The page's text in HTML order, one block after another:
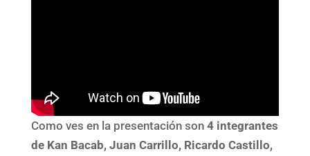
Como ves en la presentación son 4 integrantes
de Kan Bacab, Juan Carrillo, Ricardo Castillo,